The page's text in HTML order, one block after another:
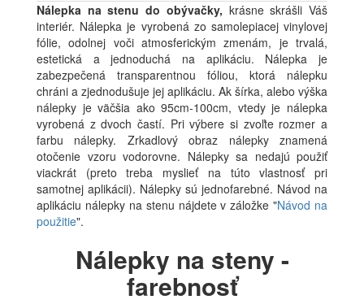
Nálepka na stenu do obývačky, krásne skrášli Váš
interiér. Nálepka je vyrobená zo samolepiacej vinylovej
fólie, odolnej voči atmosferickým zmenám, je trvalá,
estetická a jednoduchá na aplikáciu. Nálepka je
zabezpečená transparentnou fóliou, ktorá nálepku
chráni a zjednodušuje jej aplikáciu. Ak šírka, alebo výška
nálepky je väčšia ako 95cm-100cm, vtedy je nálepka
vyrobená z dvoch častí. Pri výbere si zvoľte rozmer a
farbu nálepky. Zrkadlový obraz nálepky znamená
otočenie vzoru vodorovne. Nálepky sa nedajú použiť
viackrát (preto treba myslieť na túto vlastnosť pri
samotnej aplikácii). Nálepky sú jednofarebné. Návod na
aplikáciu nálepky na stenu nájdete v záložke "Návod na
použitie".
Nálepky na steny -
farebnosť